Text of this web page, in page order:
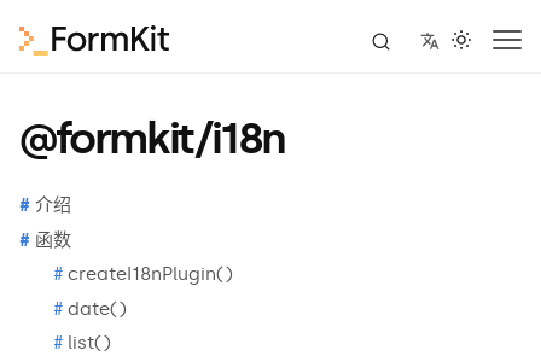
@formkit/i18n
介绍
函数
createI18nPlugin()
date()
list()